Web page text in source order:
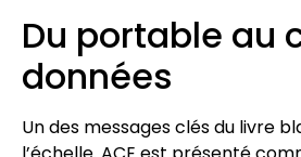
Du portable au
données
Un des messages clés du livre